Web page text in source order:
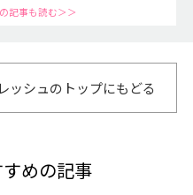
記事も読む＞＞
ッシュのトップにもどる
めの記事